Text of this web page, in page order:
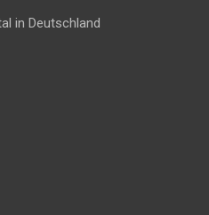
in Deutschland